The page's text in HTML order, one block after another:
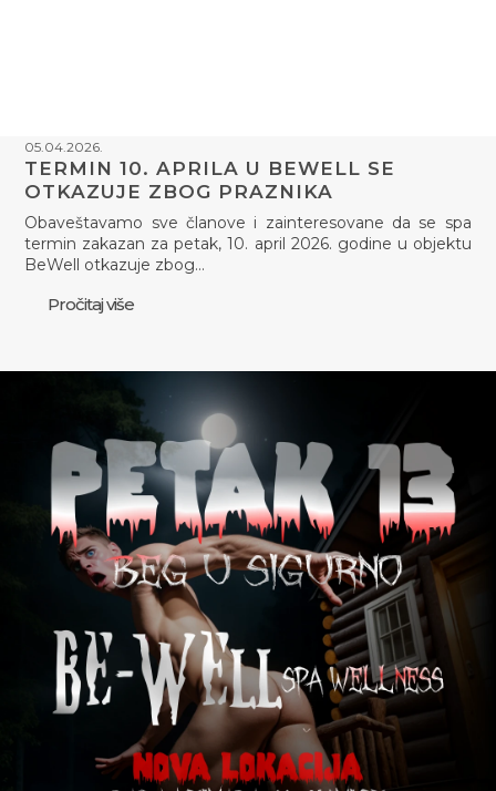
05.04.2026.
TERMIN 10. APRILA U BEWELL SE
OTKAZUJE ZBOG PRAZNIKA
Obaveštavamo sve članove i zainteresovane da se spa
termin zakazan za petak, 10. april 2026. godine u objektu
BeWell otkazuje zbog…
Pročitaj više